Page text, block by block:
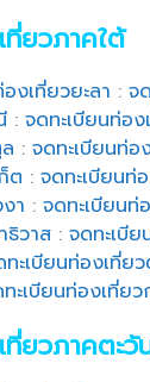
ที่ยวภาคใต้
งเที่ยวยะลา : จ
: จดทะเบียนท่อ
:จดทะเบียนท่อ
ต :จดทะเบียนท่
า :จดทะเบียนท่
ธิวาส :จดทะเบี
ทะเบียนท่องเที่ย
ะเบียนท่องเที่ยว
ที่ยวภาคตะ